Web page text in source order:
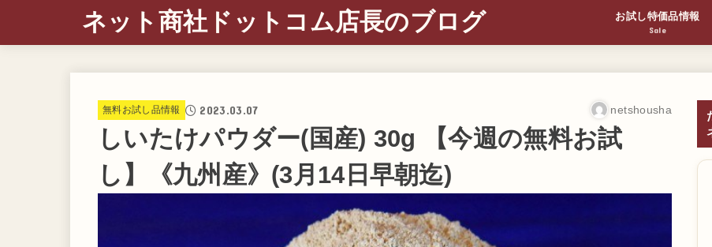
ネット商社ドットコム店長のブログ お試し特価品情報
Sale
無料お試し品情報 2023.03.07 netshousha
しいたけパウダー(国産) 30g 【今週の無料お試
し】《九州産》(3月14日早朝迄)